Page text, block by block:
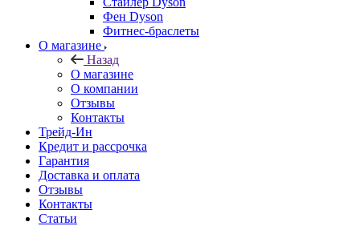
Фен Dyson
Фитнес-браслеты
О магазине
Назад
О магазине
О компании
Отзывы
Контакты
Трейд-Ин
Кредит и рассрочка
Гарантия
Доставка и оплата
Отзывы
Контакты
Статьи